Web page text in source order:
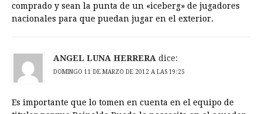
comprado y sean la punta de un «iceberg» de jugadores
nacionales para que puedan jugar en el exterior.
ANGEL LUNA HERRERA dice:
DOMINGO 11 DE MARZO DE 2012 A LAS 19:25
Es importante que lo tomen en cuenta en el equipo de